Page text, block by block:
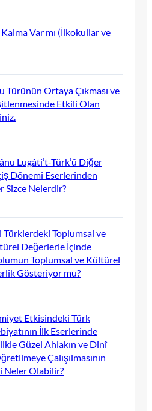
Kalma Var mı (İlkokullar ve
Türünün Ortaya Çıkması ve
Etkili Olan
Lugâti’t-Türk’ü Diğer
Dönemi Eserlerinden
Sizce Nelerdir?
Türklerdeki Toplumsal ve
Değerlerle İçinde
Toplumsal ve Kültürel
Gösteriyor mu?
Etkisindeki Türk
İlk Eserlerinde
Güzel Ahlakın ve Dinî
Çalışılmasının
Neler Olabilir?